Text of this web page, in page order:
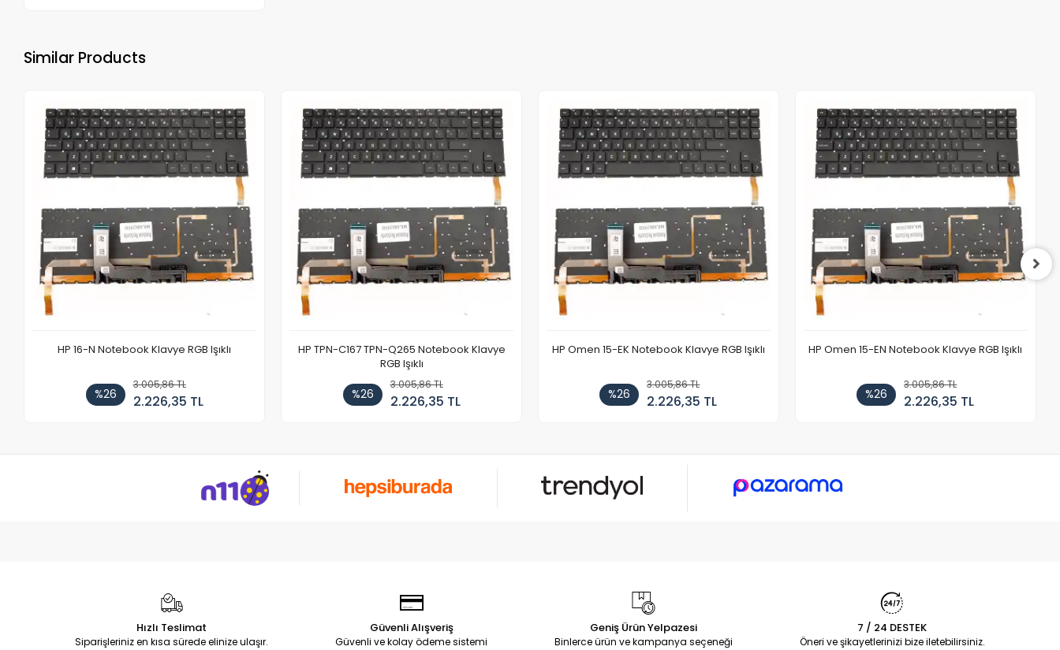
Similar Products
HP 16-N Notebook Klavye RGB Işıklı
%26
3.005,86 TL
2.226,35 TL
HP TPN-C167 TPN-Q265 Notebook Klavye
RGB Işıklı
%26
3.005,86 TL
2.226,35 TL
HP Omen 15-EK Notebook Klavye RGB Işıklı
%26
3.005,86 TL
2.226,35 TL
HP Omen 15-EN Notebook Klavye RGB Işıklı
%26
3.005,86 TL
2.226,35 TL
Hızlı Teslimat
Siparişleriniz en kısa sürede elinize ulaşır.
Güvenli Alışveriş
Güvenli ve kolay ödeme sistemi
Geniş Ürün Yelpazesi
Binlerce ürün ve kampanya seçeneği
7 / 24 DESTEK
Öneri ve şikayetlerinizi bize iletebilirsiniz.